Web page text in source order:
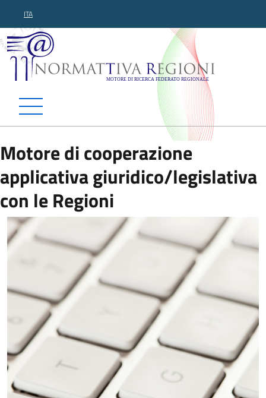
ITA
Normattiva Regioni -
Motore di cooperazione
applicativa giuridico/legislativa
con le Regioni